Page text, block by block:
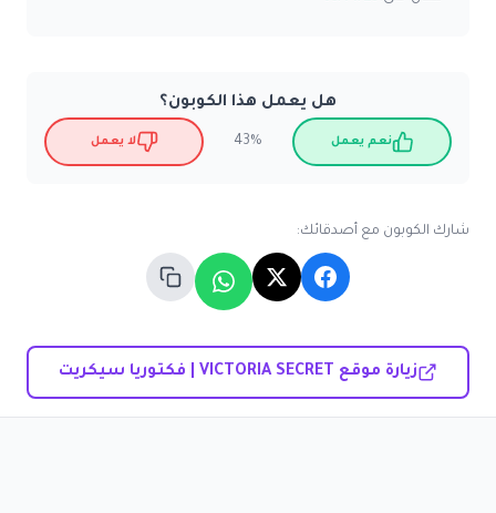
هل يعمل هذا الكوبون؟
نعم يعمل 43% لا يعمل
شارك الكوبون مع أصدقائك:
زيارة موقع VICTORIA SECRET | فكتوريا سيكريت